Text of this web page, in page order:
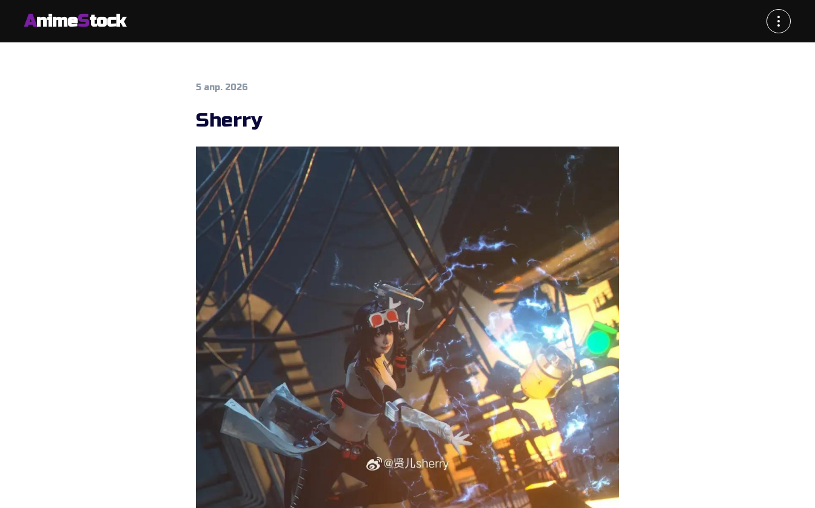
AnimeStock
5 апр. 2026
Sherry